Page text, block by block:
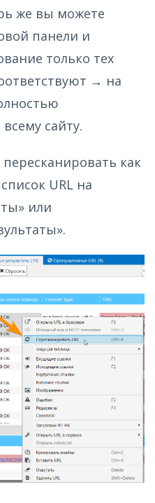
же вы можете
панели и
только тех
→ на
сайту.
как
URL на
или